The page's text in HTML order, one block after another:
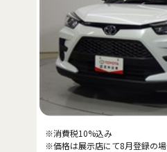
※消費税10%込み
※価格は展示店にて8月登録の